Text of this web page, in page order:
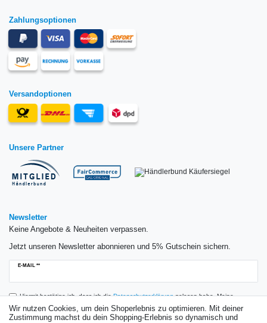
Zahlungsoptionen
Versandoptionen
Unsere Partner
Newsletter
Keine Angebote & Neuheiten verpassen.
Jetzt unseren Newsletter abonnieren und 5% Gutschein sichern.
E-MAIL **
Newsletter
Hiermit bestätige ich, dass ich dieDaten­schutz­erklärunggelesen habe. Meine
Einwilligung kann ich jederzeit widerrufen.**
Wir nutzen Cookies, um dein Shoperlebnis zu optimieren. Mit deiner
Zustimmung machst du dein Shopping-Erlebnis so dynamisch und